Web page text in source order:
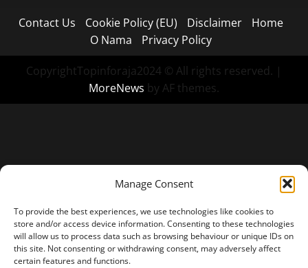
Manage Consent
To provide the best experiences, we use technologies like cookies to
store and/or access device information. Consenting to these technologies
will allow us to process data such as browsing behaviour or unique IDs on
this site. Not consenting or withdrawing consent, may adversely affect
certain features and functions.
Contact Us Cookie Policy (EU) Disclaimer
Home
O Nama
Privacy Policy
CopyrightTopinforaja2024 © All rights reserved. |
MoreNews by AF themes.